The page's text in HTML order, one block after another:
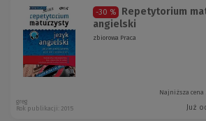
-30 %
Repetytorium
angielski
zbiorowa Praca
Najniższa cena
Już
greg
Rok publikacji: 2015